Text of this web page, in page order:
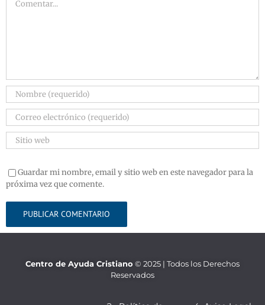
Guardar mi nombre, email y sitio web en este navegador para la
próxima vez que comente.
Centro de Ayuda Cristiano © 2025 | Todos los Derechos
Reservados